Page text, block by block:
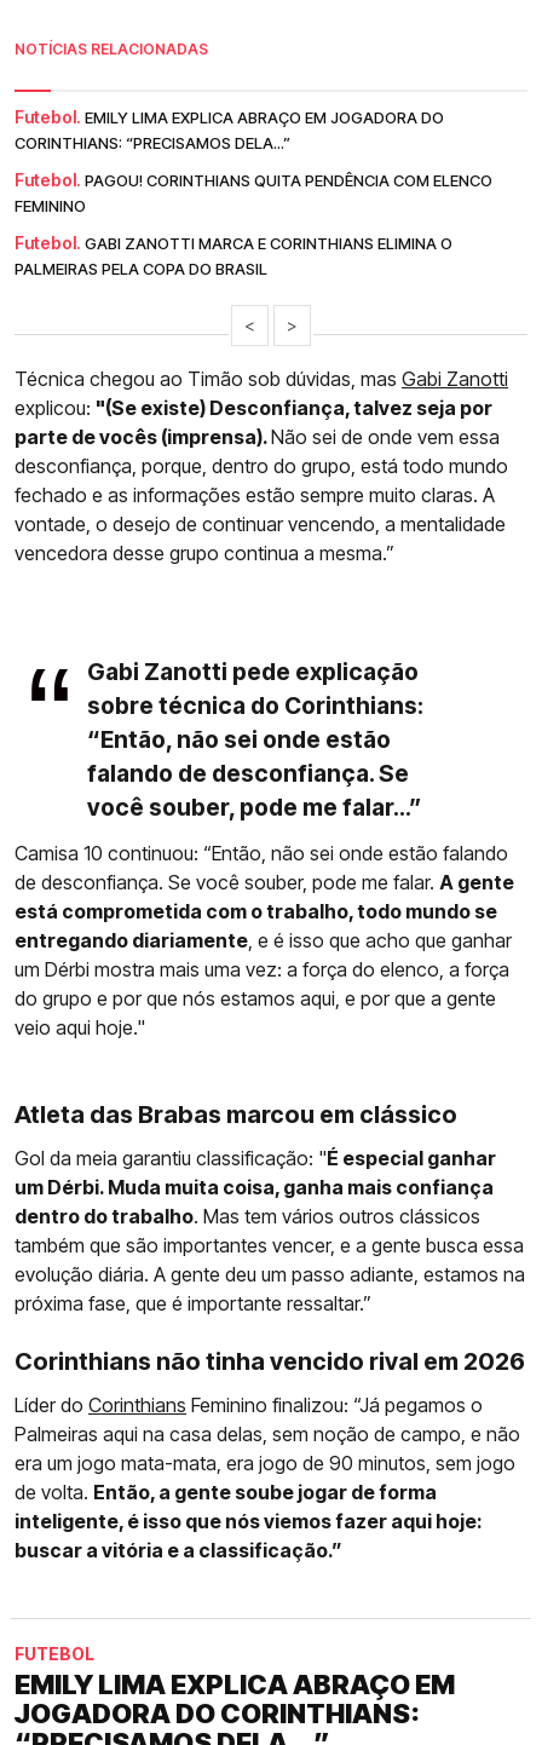
NOTÍCIAS RELACIONADAS
Futebol. EMILY LIMA EXPLICA ABRAÇO EM JOGADORA DO
CORINTHIANS: “PRECISAMOS DELA...”
Futebol. PAGOU! CORINTHIANS QUITA PENDÊNCIA COM ELENCO
FEMININO
Futebol. GABI ZANOTTI MARCA E CORINTHIANS ELIMINA O
PALMEIRAS PELA COPA DO BRASIL
< >
Técnica chegou ao Timão sob dúvidas, mas Gabi Zanotti
explicou: "(Se existe) Desconfiança, talvez seja por
parte de vocês (imprensa).Não sei de onde vem essa
desconfiança, porque, dentro do grupo, está todo mundo
fechado e as informações estão sempre muito claras. A
vontade, o desejo de continuar vencendo, a mentalidade
vencedora desse grupo continua a mesma.”
Gabi Zanotti pede explicação
sobre técnica do Corinthians:
“Então, não sei onde estão
falando de desconfiança. Se
você souber, pode me falar...”
Camisa 10 continuou: “Então, não sei onde estão falando
de desconfiança. Se você souber, pode me falar. A gente
está comprometida com o trabalho, todo mundo se
entregando diariamente, e é isso que acho que ganhar
um Dérbi mostra mais uma vez: a força do elenco, a força
do grupo e por que nós estamos aqui, e por que a gente
veio aqui hoje."
Atleta das Brabas marcou em clássico
Gol da meia garantiu classificação: "É especial ganhar
um Dérbi. Muda muita coisa, ganha mais confiança
dentro do trabalho. Mas tem vários outros clássicos
também que são importantes vencer, e a gente busca essa
evolução diária. A gente deu um passo adiante, estamos na
próxima fase, que é importante ressaltar.”
Corinthians não tinha vencido rival em 2026
Líder do Corinthians Feminino finalizou: “Já pegamos o
Palmeiras aqui na casa delas, sem noção de campo, e não
era um jogo mata-mata, era jogo de 90 minutos, sem jogo
de volta. Então, a gente soube jogar de forma
inteligente, é isso que nós viemos fazer aqui hoje:
buscar a vitória e a classificação.”
FUTEBOL
EMILY LIMA EXPLICA ABRAÇO EM
JOGADORA DO CORINTHIANS: